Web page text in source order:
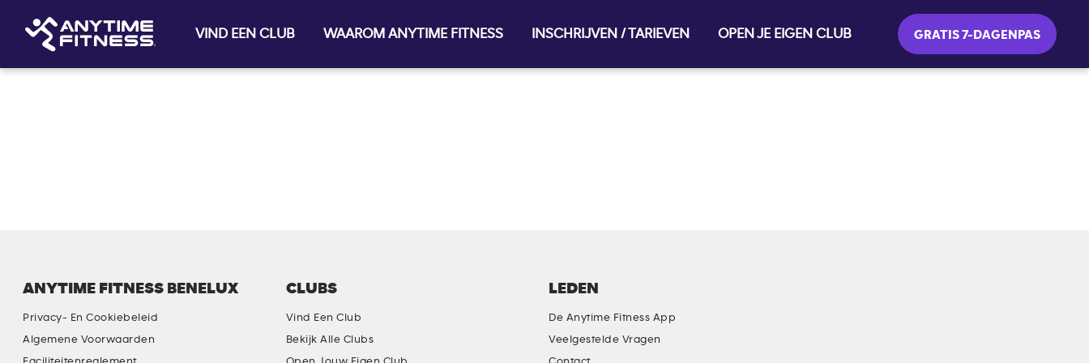
VIND EEN CLUB WAAROM ANYTIME FITNESS INSCHRIJVEN / TARIEVEN OPEN JE EIGEN CLUB GRATIS 7-DAGENPAS
ANYTIME FITNESS BENELUX
Privacy- En Cookiebeleid
Algemene Voorwaarden
CLUBS
Vind Een Club
Bekijk Alle Clubs
LEDEN
De Anytime Fitness App
Veelgestelde Vragen